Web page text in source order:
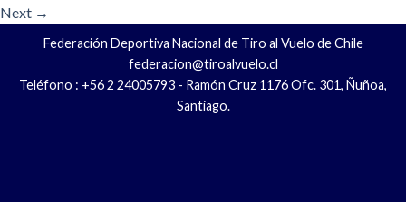
Next →
Federación Deportiva Nacional de Tiro al Vuelo de Chile
federacion@tiroalvuelo.cl
Teléfono : +56 2 24005793 - Ramón Cruz 1176 Ofc. 301, Ñuñoa,
Santiago.